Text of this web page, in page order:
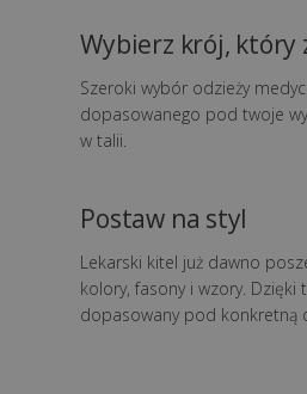
Wybierz krój, który
Szeroki wybór odzieży
dopasowanego pod twoje
w talii.
Postaw na styl
Lekarski kitel już dawno
kolory, fasony i wzory.
dopasowany pod konkretną